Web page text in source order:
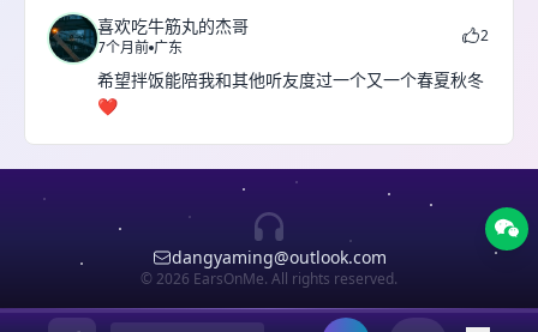
喜欢吃牛筋丸的杰哥
7个月前 广东
2
希望拌饭能陪我和其他听友度过一个又一个春夏秋冬
❤
dangyaming@outlook.com
© 2026 EarsOnMe. All rights reserved.